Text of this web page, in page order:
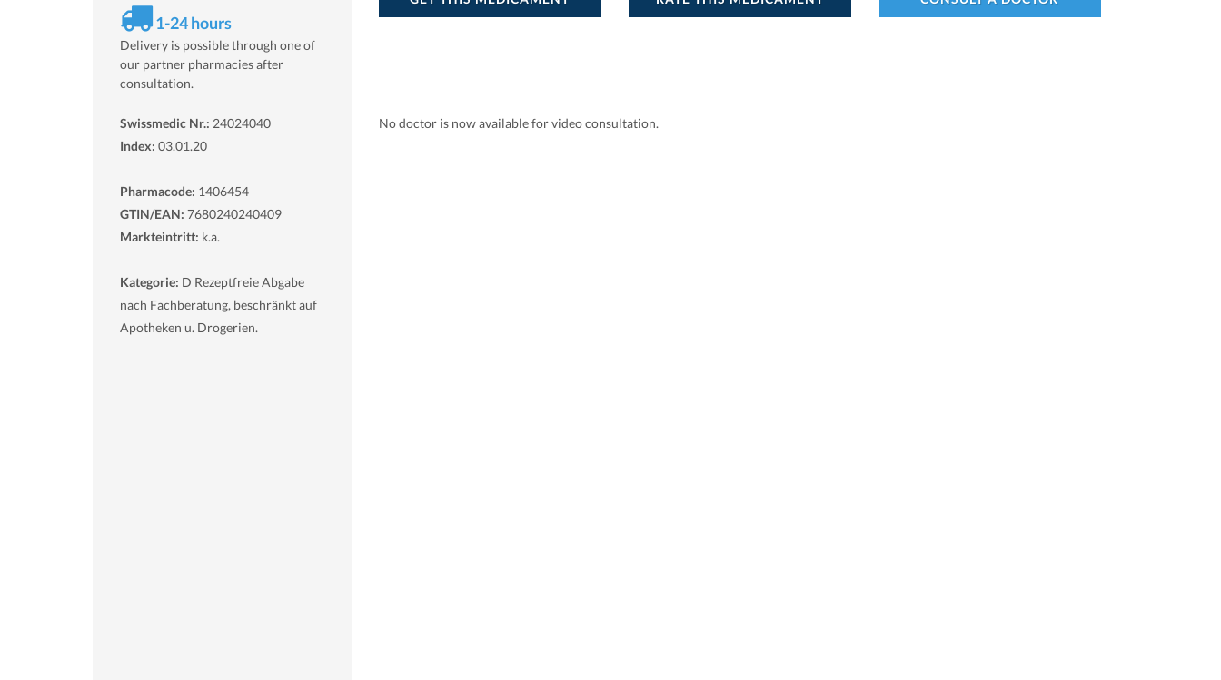
1-24 hours
Delivery is possible through one of
our partner pharmacies after
consultation.
Swissmedic Nr.: 24024040
Index: 03.01.20
Pharmacode: 1406454
GTIN/EAN: 7680240240409
Markteintritt: k.a.
Kategorie: D Rezeptfreie Abgabe
nach Fachberatung, beschränkt auf
Apotheken u. Drogerien.
No doctor is now available for video consultation.